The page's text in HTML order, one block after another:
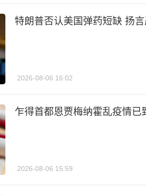
特朗普否认美国弹药短缺 扬言
2026-08-06 16:02
乍得首都恩贾梅纳霍乱疫情已
2026-08-06 15:59